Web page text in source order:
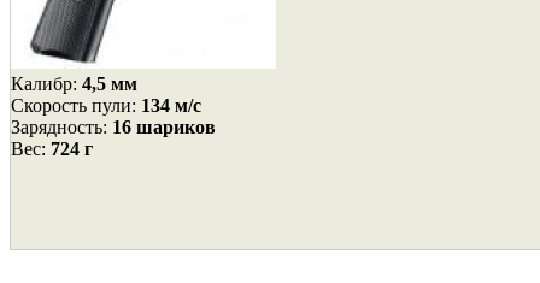
Калибр: 4,5 мм
Cкорость пули: 134 м/с
Зарядность: 16 шариков
Вес: 724 г